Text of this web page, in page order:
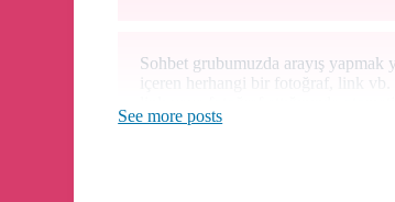
Sohbet grubumuzda arayış yapmak
içeren herhangi bir fotoğraf, link
Arayış grubumuzda sohbet etmek
atmanızı önemle rica ediyoruz.
See more posts